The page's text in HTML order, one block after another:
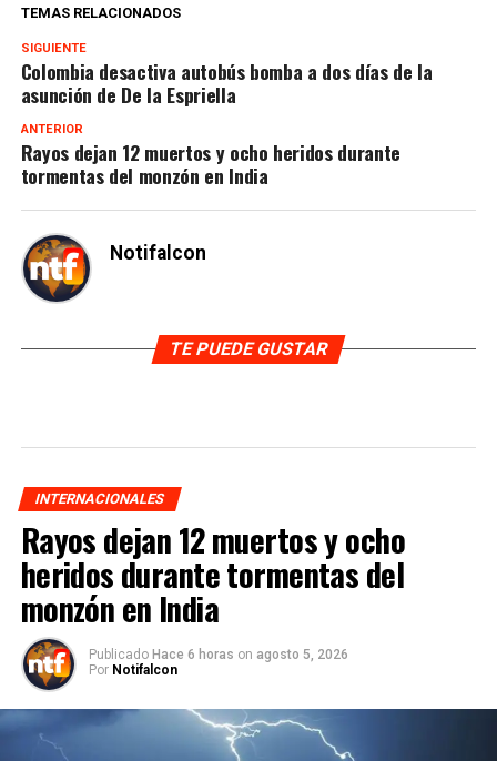
TEMAS RELACIONADOS
SIGUIENTE
Colombia desactiva autobús bomba a dos días de la
asunción de De la Espriella
ANTERIOR
Rayos dejan 12 muertos y ocho heridos durante
tormentas del monzón en India
Notifalcon
TE PUEDE GUSTAR
INTERNACIONALES
Rayos dejan 12 muertos y ocho
heridos durante tormentas del
monzón en India
Publicado Hace 6 horas on agosto 5, 2026
Por Notifalcon